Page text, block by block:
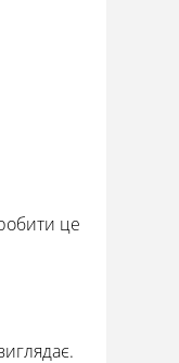
це